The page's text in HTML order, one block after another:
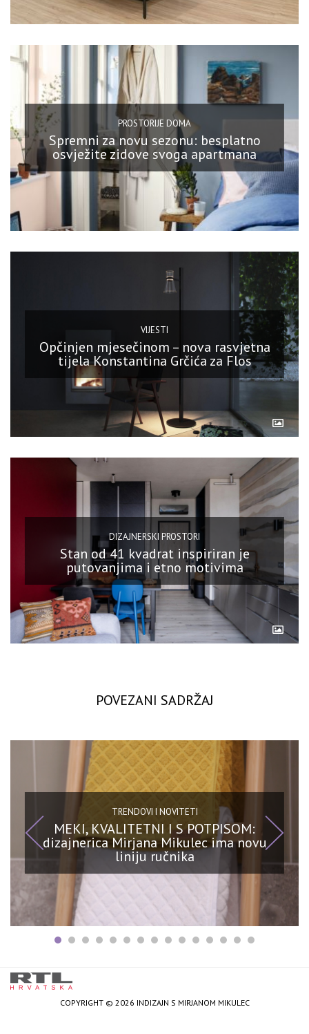
PROSTORIJE DOMA
Spremni za novu sezonu: besplatno
osvježite zidove svoga apartmana
VIJESTI
Opčinjen mjesečinom – nova rasvjetna
tijela Konstantina Grčića za Flos
DIZAJNERSKI PROSTORI
Stan od 41 kvadrat inspiriran je
putovanjima i etno motivima
POVEZANI SADRŽAJ
TRENDOVI I NOVITETI
MEKI, KVALITETNI I S POTPISOM:
dizajnerica Mirjana Mikulec ima novu
liniju ručnika
COPYRIGHT © 2026 INDIZAJN S MIRJANOM MIKULEC